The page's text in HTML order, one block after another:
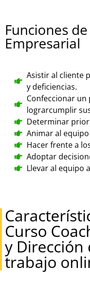
Funciones
Empresarial
Asistir al cliente
y deficiencias.
Confeccionar un
lograrcumplir
Determinar
Animar al
Hacer frente a
Adoptar
Llevar al equipo
Curso
y Dirección
trabajo